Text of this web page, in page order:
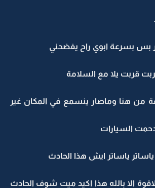
بس بسرعة ابوي راح يفضحني
قربت يلا مع السلامة
من هنا وماصار ينسمع في المكان غير
السيارات
ياساتر ايش هذا الحادث
الا بالله هذا اكيد ميت شوف الحادث